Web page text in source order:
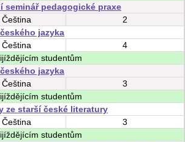
seminář pedagogické praxe
Čeština
2
jazyka
Čeština
4
studentům
jazyka
Čeština
3
studentům
ze starší české literatury
Čeština
3
studentům